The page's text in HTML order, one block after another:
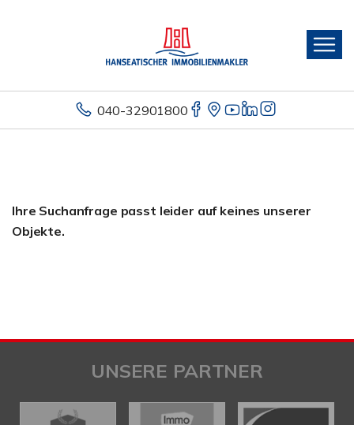
040-32901800
Ihre Suchanfrage passt leider auf keines unserer
Objekte.
UNSERE PARTNER